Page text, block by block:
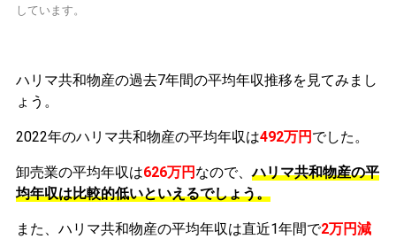
しています。
ハリマ共和物産の過去7年間の平均年収推移を見てみまし
ょう。
2022年のハリマ共和物産の平均年収は492万円 でした。
卸売業の平均年収は626万円 なので、ハリマ共和物産の平
均年収は比較的低いといえるでしょう。
また、ハリマ共和物産の平均年収は直近1年間で2万円減